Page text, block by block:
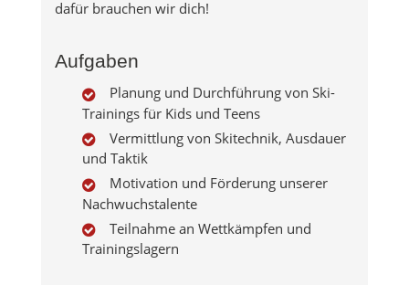
dafür brauchen wir dich!
Aufgaben
Planung und Durchführung von Ski-
Trainings für Kids und Teens
Vermittlung von Skitechnik, Ausdauer
und Taktik
Motivation und Förderung unserer
Nachwuchstalente
Teilnahme an Wettkämpfen und
Trainingslagern